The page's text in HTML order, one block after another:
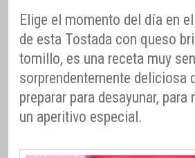
Elige el momento del día en
de esta Tostada con queso
tomillo, es una receta muy
sorprendentemente deliciosa
preparar para desayunar, para
un aperitivo especial.